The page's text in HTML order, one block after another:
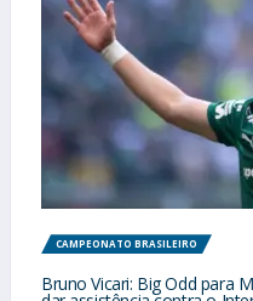
CAMPEONATO BRASILEIRO
Bruno Vicari: Big Odd para